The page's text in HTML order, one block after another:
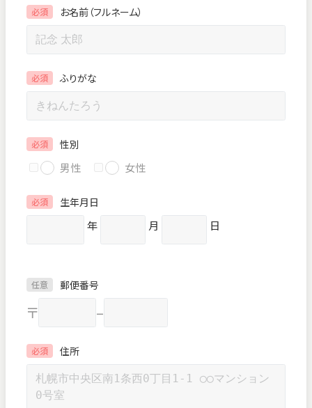
必須 お名前（フルネーム）
必須 ふりがな
必須 性別
男性 女性
必須 生年月日
年 月 日
任意 郵便番号
〒 –
必須 住所